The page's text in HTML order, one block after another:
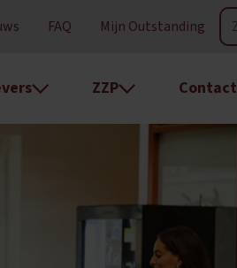
FAQ Mijn Outstanding
ZZP Contact